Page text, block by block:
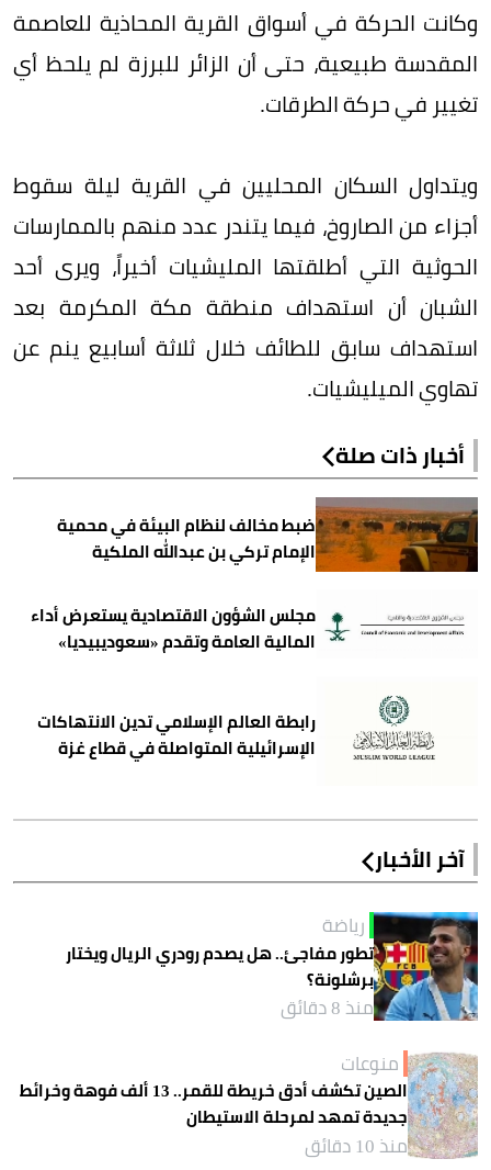
وكانت الحركة في أسواق القرية المحاذية للعاصمة
المقدسة طبيعية، حتى أن الزائر للبرزة لم يلحظ أي
تغيير في حركة الطرقات.
ويتداول السكان المحليين في القرية ليلة سقوط
أجزاء من الصاروخ، فيما يتندر عدد منهم بالممارسات
الحوثية التي أطلقتها المليشيات أخيراً، ويرى أحد
الشبان أن استهداف منطقة مكة المكرمة بعد
استهداف سابق للطائف خلال ثلاثة أسابيع ينم عن
تهاوي الميليشيات.
أخبار ذات صلة
ضبط مخالف لنظام البيئة في محمية
الإمام تركي بن عبدالله الملكية
مجلس الشؤون الاقتصادية يستعرض أداء
المالية العامة وتقدم «سعوديبيديا»
رابطة العالم الإسلامي تدين الانتهاكات
الإسرائيلية المتواصلة في قطاع غزة
آخر الأخبار
رياضة
تطور مفاجئ.. هل يصدم رودري الريال ويختار
برشلونة؟
منذ 8 دقائق
منوعات
الصين تكشف أدق خريطة للقمر.. 13 ألف فوهة وخرائط
جديدة تمهد لمرحلة الاستيطان
منذ 10 دقائق